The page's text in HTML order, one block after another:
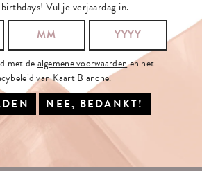
algemene voorwaardenen het
Vul je verjaardag in.
met dealgemene voorwaardenen het
van Kaart Blanche.